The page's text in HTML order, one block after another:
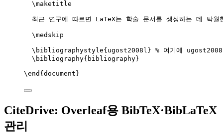
\maketitle
최근 연구에 따르면 LaTeX는 학술 문서를 생성하는 데 탁
\medskip
\bibliographystyle{ugost2008l} % 여기에
\bibliography{bibliography}
\end { document }
CiteDrive: Overleaf용 BibTeX·BibLaTeX
관리